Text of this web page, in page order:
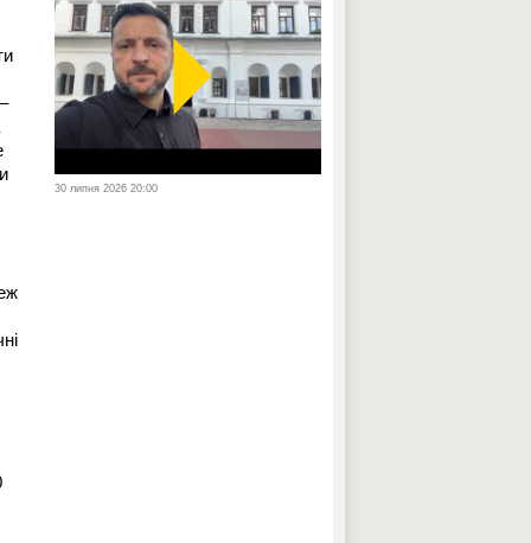
30 липня 2026 20:00